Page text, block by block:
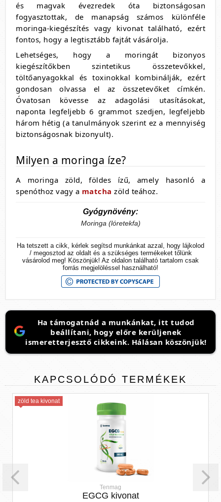
és magvak évezredek óta biztonságosan
fogyasztottak, de manapság számos különféle
moringa-kiegészítés vagy kivonat található, ezért
fontos, hogy a legtisztább fajtát vásárolja.
Lehetséges, hogy a moringát bizonyos
kiegészítőkben szintetikus összetevőkkel,
töltőanyagokkal és toxinokkal kombinálják, ezért
gondosan olvassa el az összetevőket címkén.
Óvatosan kövesse az adagolási utasításokat,
naponta legfeljebb 6 grammot szedjen, legfeljebb
három hétig (a tanulmányok szerint ez a mennyiség
biztonságosnak bizonyult).
Milyen a moringa íze?
A moringa zöld, földes ízű, amely hasonló a
spenóthoz vagy a matcha zöld teához.
Gyógynövény:
Moringa (lóretekfa)
Ha tetszett a cikk, kérlek segítsd munkánkat azzal, hogy lájkolod
/ megosztod az oldalt és a szükséges termékeket tőlünk
vásárolod meg! Köszönjük! Az oldalon található tartalom csak
forrás megjelöléssel használható!
Ha támogatnád a munkánkat, itt tudod
beállítani, hogy előre kerüljenek
ismeretterjesztő cikkeink. Hálásan köszönjük!
KAPCSOLÓDÓ TERMÉKEK
kivonat
EGCG kivonat